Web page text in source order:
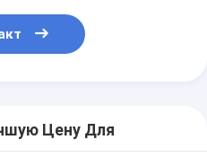
Цену Для